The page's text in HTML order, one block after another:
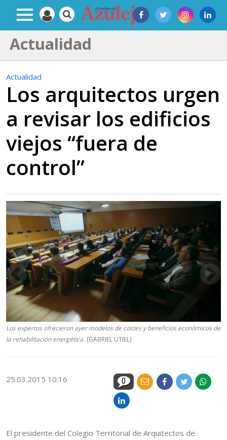
Actualidad
Actualidad
Los arquitectos urgen
a revisar los edificios
viejos “fuera de
control”
Los expertos ofrecieron ayer modelos de costes y beneficios económicos de
la rehabilitación energética. (GABRIEL UTIEL)
25.03.2015 10:16 0
El presidente del Colegio Territorial de Arquitectos de